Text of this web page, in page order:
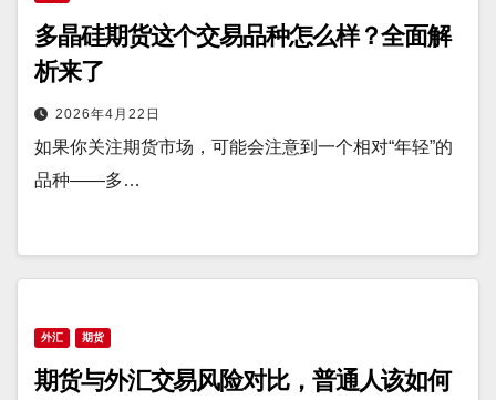
多晶硅期货这个交易品种怎么样？全面解
析来了
2026年4月22日
如果你关注期货市场，可能会注意到一个相对“年轻”的
品种——多…
外汇 期货
期货与外汇交易风险对比，普通人该如何